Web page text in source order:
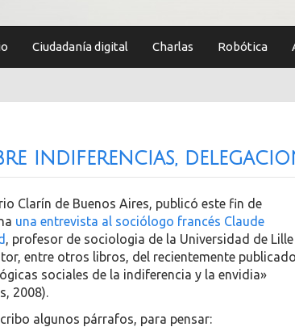
Ciudadanía digital Charlas Robótica
indiferencias,
Clarín de Buenos Aires, publicó este fin de
una entrevista al sociólogo francés Claude
, profesor de sociologia de la Universidad de Lille
entre otros libros, del recientemente
sociales de la indiferencia y la envidia»
2008).
algunos párrafos, para pensar: